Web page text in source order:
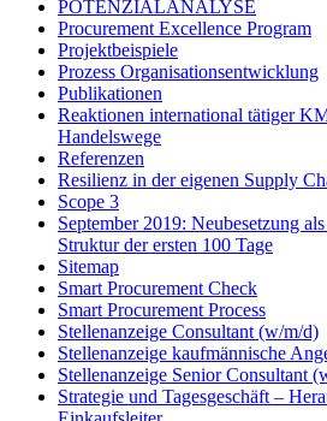
POTENZIALANALYSE
Procurement Excellence Program
Projektbeispiele
Prozess Organisationsentwicklung
Publikationen
Reaktionen international tätiger
Handelswege
Referenzen
Resilienz in der eigenen Supply
Scope 3
September 2019: Neubesetzung
Struktur der ersten 100 Tage
Sitemap
Smart Procurement Check
Smart Procurement Process
Stellenanzeige Consultant (w/m/d)
Stellenanzeige kaufmännische
Stellenanzeige Senior Consultant
Strategie und Tagesgeschäft –